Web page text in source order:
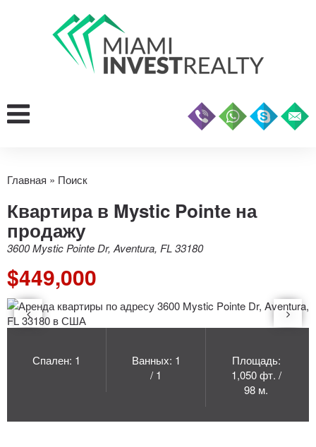
Главная » Поиск
Квартира в Mystic Pointe на
продажу
3600 Mystic Pointe Dr, Aventura, FL 33180
$449,000
Спален: 1
Ванных: 1
/ 1
Площадь:
1,050 фт. /
98 м.